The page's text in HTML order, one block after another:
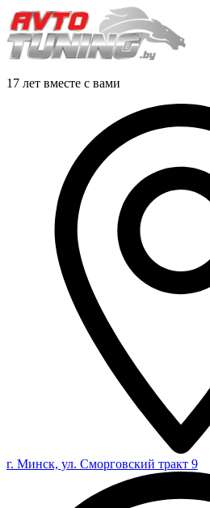
17 лет вместе с вами
г. Минск, ул. Сморговский тракт 9